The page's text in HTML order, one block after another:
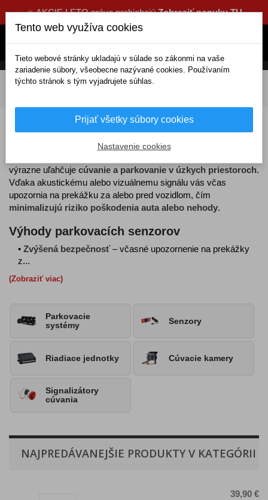
☀️ AKCIE LETO práve prebiehajúZobraziť ponuku TU
DOMOV Elektrické doplnky
Parkovacie senzory
výrazne uľahčuje cúvanie a parkovanie v úzkych priestoroch.
Vďaka akustickému alebo vizuálnemu signálu vás včas
upozornia na prekážku za alebo pred vozidlom, čím
minimalizujú riziko poškodenia auta alebo nehody.
Výhody parkovacích senzorov
• Zvýšená bezpečnosť– včasné upozornenie na prekážky
z...
(Zobraziť viac)
Parkovacie
systémy
Senzory
Riadiace jednotky Cúvacie kamery
Signalizátory
cúvania
NAJPREDÁVANEJŠIE PRODUKTY V KATEGÓRII
39,90 €
Tento web využíva cookies
Tieto webové stránky ukladajú v súlade so zákonmi na vaše
zariadenie súbory, všeobecne nazývané cookies. Používaním
týchto stránok s tým vyjadrujete súhlas.
Prijať všetky súbory cookies
Nastavenie cookies